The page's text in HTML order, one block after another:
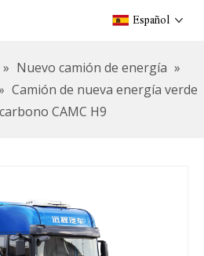
Español
» Nuevo camión de energía »
Camión de nueva energía verde
CAMC H9